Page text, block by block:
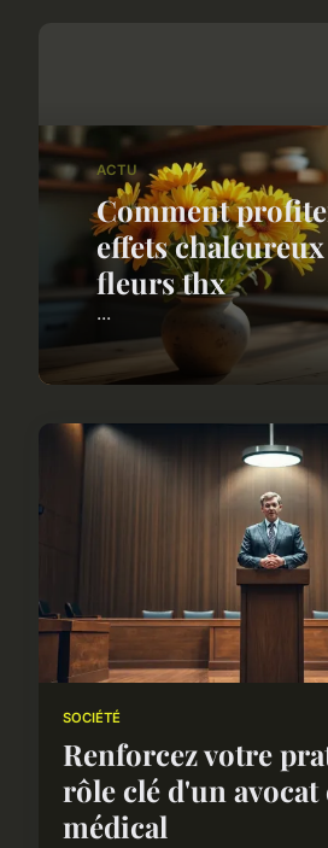
ACTU
Comment
effets
fleurs thx
...
SOCIÉTÉ
Renforcez votre
rôle clé d'un
médical